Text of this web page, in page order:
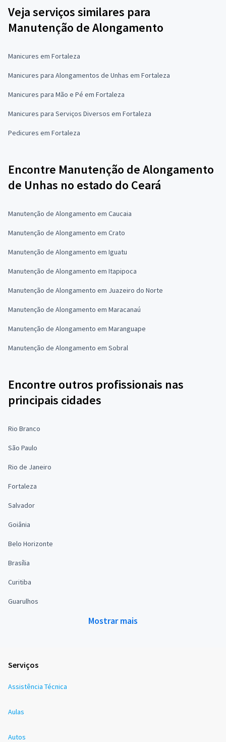
Veja serviços similares para
Manutenção de Alongamento
Manicures em Fortaleza
Manicures para Alongamentos de Unhas em Fortaleza
Manicures para Mão e Pé em Fortaleza
Manicures para Serviços Diversos em Fortaleza
Pedicures em Fortaleza
Encontre Manutenção de Alongamento
de Unhas no estado do Ceará
Manutenção de Alongamento em Caucaia
Manutenção de Alongamento em Crato
Manutenção de Alongamento em Iguatu
Manutenção de Alongamento em Itapipoca
Manutenção de Alongamento em Juazeiro do Norte
Manutenção de Alongamento em Maracanaú
Manutenção de Alongamento em Maranguape
Manutenção de Alongamento em Sobral
Encontre outros profissionais nas
principais cidades
Rio Branco
São Paulo
Rio de Janeiro
Fortaleza
Salvador
Goiânia
Belo Horizonte
Brasília
Curitiba
Guarulhos
Mostrar mais
Serviços
Assistência Técnica
Aulas
Autos